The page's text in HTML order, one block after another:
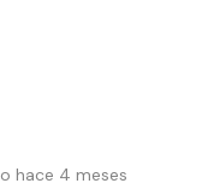
hace 4 meses